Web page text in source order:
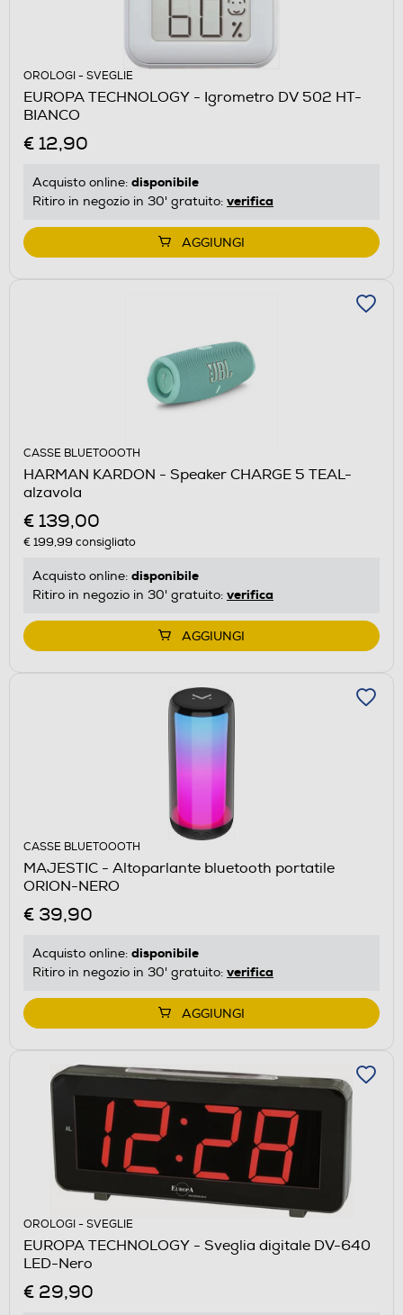
OROLOGI - SVEGLIE
EUROPA TECHNOLOGY - Igrometro DV 502 HT-
BIANCO
€ 12,90
Acquisto online: disponibile
Ritiro in negozio in 30' gratuito: verifica
AGGIUNGI
CASSE BLUETOOOTH
HARMAN KARDON - Speaker CHARGE 5 TEAL-
alzavola
€ 139,00
€ 199,99 consigliato
Acquisto online: disponibile
Ritiro in negozio in 30' gratuito: verifica
AGGIUNGI
CASSE BLUETOOOTH
MAJESTIC - Altoparlante bluetooth portatile
ORION-NERO
€ 39,90
Acquisto online: disponibile
Ritiro in negozio in 30' gratuito: verifica
AGGIUNGI
OROLOGI - SVEGLIE
EUROPA TECHNOLOGY - Sveglia digitale DV-640
LED-Nero
€ 29,90